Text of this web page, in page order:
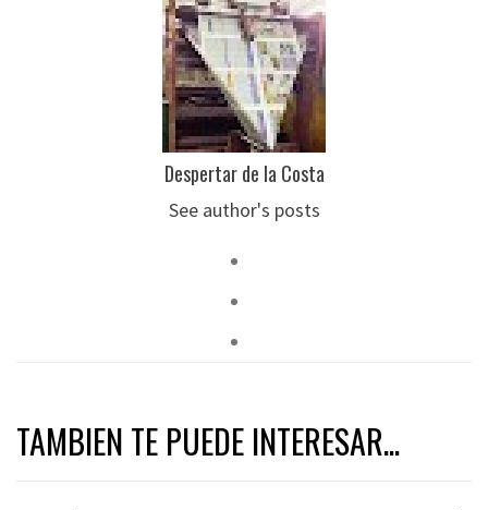
Despertar de la Costa
See author's posts
TAMBIEN TE PUEDE INTERESAR...